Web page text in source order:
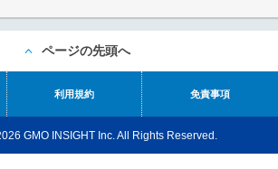
ページの先頭へ
利用規約 免責事項
GMO INSIGHT Inc. All Rights Reserved.